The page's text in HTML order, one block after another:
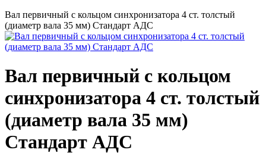
Вал первичный с кольцом синхронизатора 4 ст. толстый
(диаметр вала 35 мм) Стандарт АДС
Вал первичный с кольцом
синхронизатора 4 ст. толстый
(диаметр вала 35 мм)
Стандарт АДС